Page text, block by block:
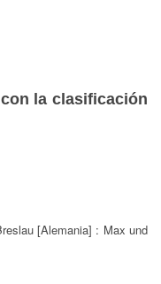
la clasificación
[Alemania] : Max und